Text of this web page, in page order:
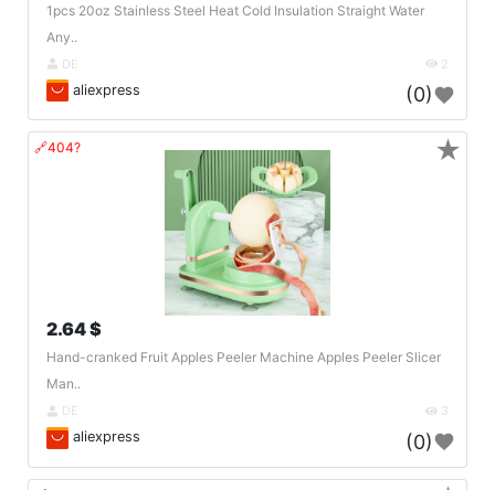
1pcs 20oz Stainless Steel Heat Cold Insulation Straight Water
Any..
DE 2
aliexpress (0)
🔗404?
2.64 $
Hand-cranked Fruit Apples Peeler Machine Apples Peeler Slicer
Man..
DE 3
aliexpress (0)
★